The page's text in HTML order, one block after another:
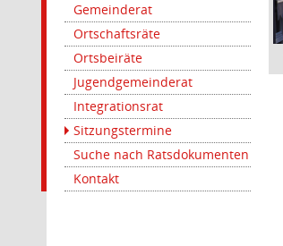
Gemeinderat
Ortschaftsräte
Ortsbeiräte
Jugendgemeinderat
Integrationsrat
Sitzungstermine
Suche nach Ratsdokumenten
Kontakt